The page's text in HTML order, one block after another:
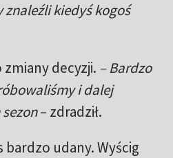
znaleźli kiedyś kogoś
zmiany decyzji. – Bardzo
i dalej
– zdradził.
bardzo udany. Wyścig